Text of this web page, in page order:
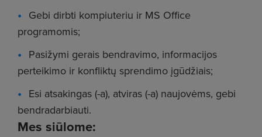
Gebi dirbti kompiuteriu ir MS Office
programomis;
Pasižymi gerais bendravimo, informacijos
perteikimo ir konfliktų sprendimo įgūdžiais;
Esi atsakingas (-a), atviras (-a) naujovėms, gebi
bendradarbiauti.
Mes siūlome: